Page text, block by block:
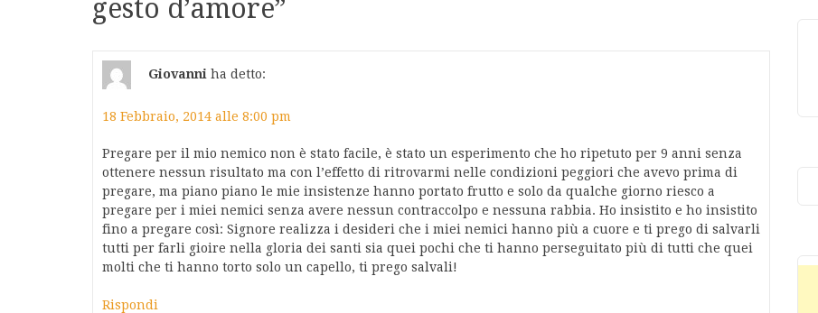
gesto d’amore”
Giovanni ha detto:
18 Febbraio, 2014 alle 8:00 pm
Pregare per il mio nemico non è stato facile, è stato un esperimento che ho ripetuto per 9 anni senza
ottenere nessun risultato ma con l’effetto di ritrovarmi nelle condizioni peggiori che avevo prima di
pregare, ma piano piano le mie insistenze hanno portato frutto e solo da qualche giorno riesco a
pregare per i miei nemici senza avere nessun contraccolpo e nessuna rabbia. Ho insistito e ho insistito
fino a pregare così: Signore realizza i desideri che i miei nemici hanno più a cuore e ti prego di salvarli
tutti per farli gioire nella gloria dei santi sia quei pochi che ti hanno perseguitato più di tutti che quei
molti che ti hanno torto solo un capello, ti prego salvali!
Rispondi